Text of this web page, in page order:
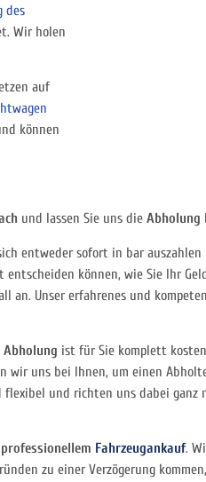
des
Wir holen
auf
können
und lassen Sie uns die Abholung
entweder sofort in bar
können, wie Sie Ihr
Unser erfahrenes und
ist für Sie komplett
wir uns bei Ihnen, um einen
und richten uns dabei ganz
Fahrzeugankauf.
zu einer Verzögerung